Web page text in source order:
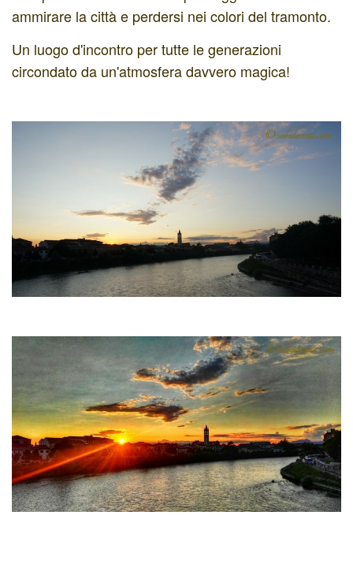
ammirare la città e perdersi nei colori del tramonto.
Un luogo d'incontro per tutte le generazioni
circondato da un'atmosfera davvero magica!